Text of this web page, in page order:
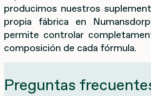
producimos nuestros
propia fábrica en
permite controlar
composición de cada fórmula.
Preguntas